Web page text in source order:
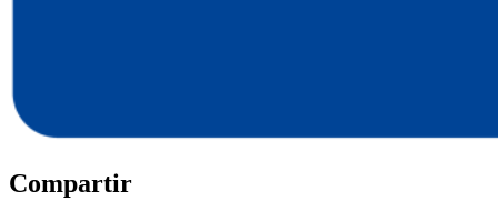
Compartir